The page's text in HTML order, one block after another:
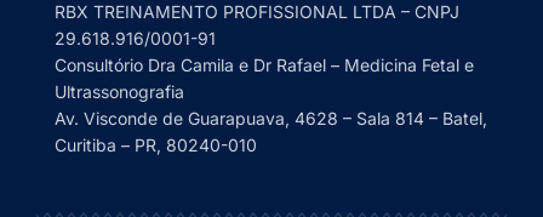
RBX TREINAMENTO PROFISSIONAL LTDA – CNPJ
29.618.916/0001-91
Consultório Dra Camila e Dr Rafael – Medicina Fetal e
Ultrassonografia
Av. Visconde de Guarapuava, 4628 – Sala 814 – Batel,
Curitiba – PR, 80240-010